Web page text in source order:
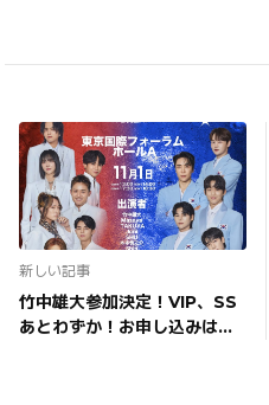
新しい記事
竹中雄大参加決定！VIP、SS
あとわずか！お申し込みはお